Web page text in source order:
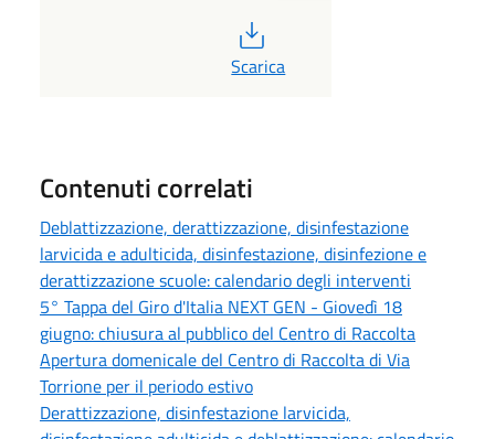
PDF
Scarica
Contenuti correlati
Deblattizzazione, derattizzazione, disinfestazione
larvicida e adulticida, disinfestazione, disinfezione e
derattizzazione scuole: calendario degli interventi
5° Tappa del Giro d'Italia NEXT GEN - Giovedì 18
giugno: chiusura al pubblico del Centro di Raccolta
Apertura domenicale del Centro di Raccolta di Via
Torrione per il periodo estivo
Derattizzazione, disinfestazione larvicida,